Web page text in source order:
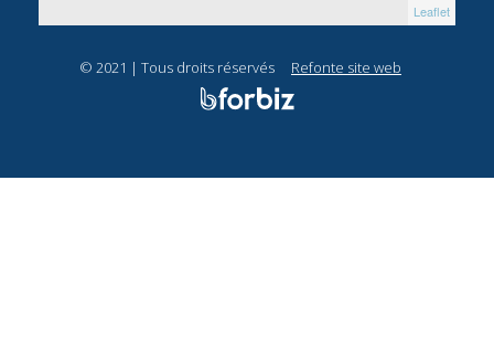
Leaflet
© 2021 | Tous droits réservés Refonte site web